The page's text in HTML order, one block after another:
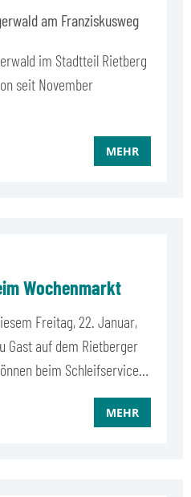
am Franziskusweg
im Stadtteil Rietberg
seit November
MEHR
Wochenmarkt
Freitag, 22. Januar,
Gast auf dem Rietberger
beim Schleifservice…
MEHR